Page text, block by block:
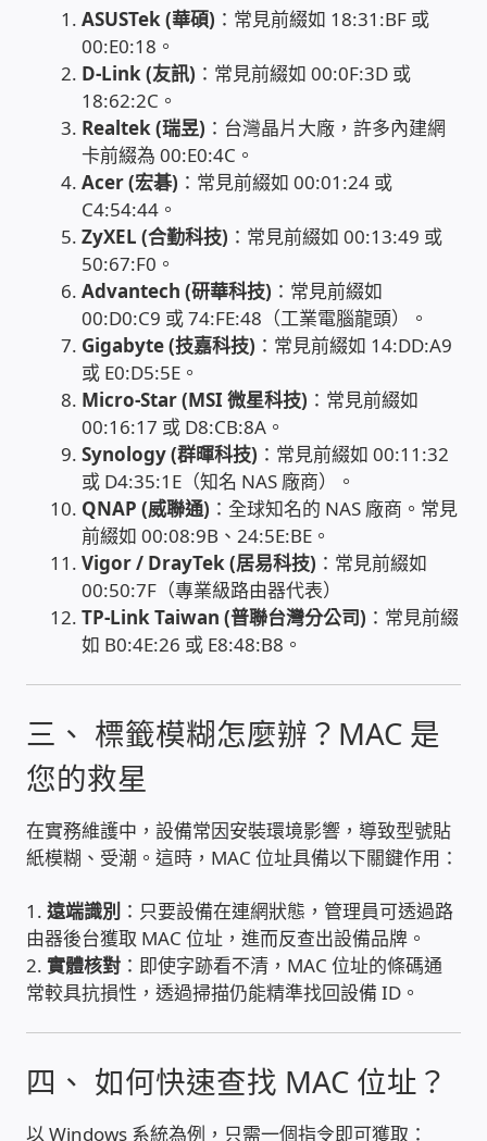
捷元電腦 NUC迷你電腦 伺服器
飛碟 不斷電 UPS / 穩壓器 AVR
遠距教學、在家辦公
USB隨插即用視訊攝影機
數位廣告看板播放器
電腦 工具 軟體 手冊
網路規劃架設
OpenMediaVault OMV
NAS到府安裝服務
DAS 直連式附加存儲
出租套房出租 網路維護管理 房東免煩惱
網路硬體設備
居易科技DrayTek/裕笠科技Ublink
印表列印伺服器
虛擬機 Virtual machine VirtualBox Hyper-V
VMware
網路 到府檢測 連線設定
ASUSTek (華碩) ：常見前綴如 18:31:BF 或
00:E0:18。
D-Link (友訊) ：常見前綴如 00:0F:3D 或
18:62:2C。
Realtek (瑞昱) ：台灣晶片大廠，許多內建網
卡前綴為 00:E0:4C。
Acer (宏碁) ：常見前綴如 00:01:24 或
C4:54:44。
ZyXEL (合勤科技) ：常見前綴如 00:13:49 或
50:67:F0。
Advantech (研華科技) ：常見前綴如
00:D0:C9 或 74:FE:48（工業電腦龍頭）。
Gigabyte (技嘉科技) ：常見前綴如 14:DD:A9
或 E0:D5:5E。
Micro-Star (MSI 微星科技) ：常見前綴如
00:16:17 或 D8:CB:8A。
Synology (群暉科技) ：常見前綴如 00:11:32
或 D4:35:1E（知名 NAS 廠商）。
QNAP (威聯通) ：全球知名的 NAS 廠商。常見
前綴如 00:08:9B、24:5E:BE。
Vigor / DrayTek (居易科技) ：常見前綴如
00:50:7F（專業級路由器代表）
TP-Link Taiwan (普聯台灣分公司) ：常見前綴
如 B0:4E:26 或 E8:48:B8。
三、 標籤模糊怎麼辦？MAC 是
您的救星
在實務維護中，設備常因安裝環境影響，導致型號貼
紙模糊、受潮。這時，MAC 位址具備以下關鍵作用：
1.遠端識別 ：只要設備在連網狀態，管理員可透過路
由器後台獲取 MAC 位址，進而反查出設備品牌。
2.實體核對 ：即使字跡看不清，MAC 位址的條碼通
常較具抗損性，透過掃描仍能精準找回設備 ID。
四、 如何快速查找 MAC 位址？
以 Windows 系統為例，只需一個指令即可獲取：